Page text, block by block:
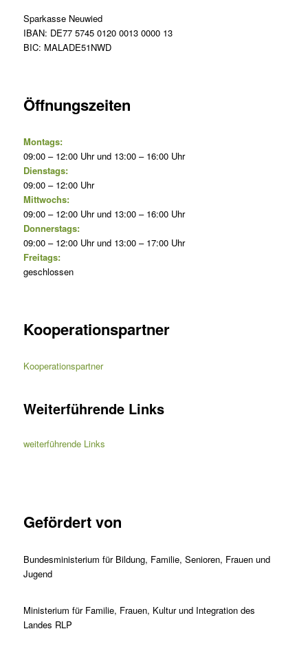
Sparkasse Neuwied
IBAN: DE77 5745 0120 0013 0000 13
BIC: MALADE51NWD
Öffnungszeiten
Montags:
09:00 – 12:00 Uhr und 13:00 – 16:00 Uhr
Dienstags:
09:00 – 12:00 Uhr
Mittwochs:
09:00 – 12:00 Uhr und 13:00 – 16:00 Uhr
Donnerstags:
09:00 – 12:00 Uhr und 13:00 – 17:00 Uhr
Freitags:
geschlossen
Kooperationspartner
Kooperationspartner
Weiterführende Links
weiterführende Links
Gefördert von
Bundesministerium für Bildung, Familie, Senioren, Frauen und
Jugend
Ministerium für Familie, Frauen, Kultur und Integration des
Landes RLP